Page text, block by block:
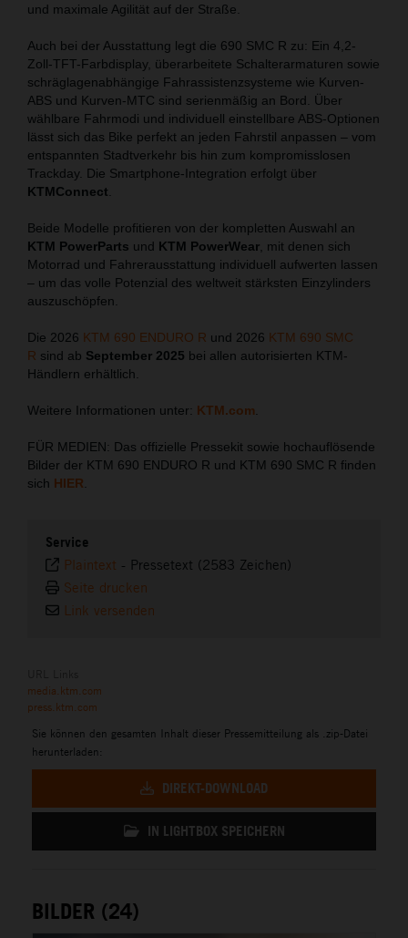
und maximale Agilität auf der Straße.
Auch bei der Ausstattung legt die 690 SMC R zu: Ein 4,2-
Zoll-TFT-Farbdisplay, überarbeitete Schalterarmaturen sowie
schräglagenabhängige Fahrassistenzsysteme wie Kurven-
ABS und Kurven-MTC sind serienmäßig an Bord. Über
wählbare Fahrmodi und individuell einstellbare ABS-Optionen
lässt sich das Bike perfekt an jeden Fahrstil anpassen – vom
entspannten Stadtverkehr bis hin zum kompromisslosen
Trackday. Die Smartphone-Integration erfolgt über
KTMConnect
Beide Modelle profitieren von der kompletten Auswahl an
KTM PowerParts und KTM PowerWear , mit denen sich
Motorrad und Fahrerausstattung individuell aufwerten lassen
– um das volle Potenzial des weltweit stärksten Einzylinders
auszuschöpfen.
Die 2026 KTM 690 ENDURO R und 2026 KTM 690 SMC
R sind ab September 2025 bei allen autorisierten KTM-
Händlern erhältlich.
Weitere Informationen unter: KTM.com
FÜR MEDIEN: Das offizielle Pressekit sowie hochauflösende
Bilder der KTM 690 ENDURO R und KTM 690 SMC R finden
sich HIER
Service
Plaintext - Pressetext (2583 Zeichen)
Seite drucken
Link versenden
media.ktm.com
press.ktm.com
Sie können den gesamten Inhalt dieser Pressemitteilung als .zip-Datei
herunterladen:
DIREKT-DOWNLOAD
IN LIGHTBOX SPEICHERN
BILDER (24)